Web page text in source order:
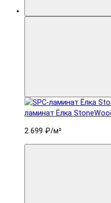
ламинат Ëлка
2 699 ₽/м²